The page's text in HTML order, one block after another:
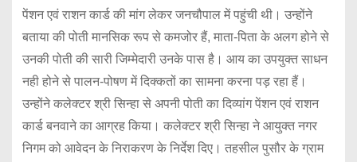
पेंशन एवं राशन कार्ड की मांग लेकर जनचौपाल में पहुंची थी। उन्होंने
बताया की पोती मानसिक रूप से कमजोर हैं, माता-पिता के अलग होने से
उनकी पोती की सारी जिम्मेदारी उनके पास है। आय का उपयुक्त साधन
नही होने से पालन-पोषण में दिक्कतों का सामना करना पड़ रहा हैं।
उन्होंने कलेक्टर श्री सिन्हा से अपनी पोती का दिव्यांग पेंशन एवं राशन
कार्ड बनवाने का आग्रह किया। कलेक्टर श्री सिन्हा ने आयुक्त नगर
निगम को आवेदन के निराकरण के निर्देश दिए। तहसील पुसौर के ग्राम